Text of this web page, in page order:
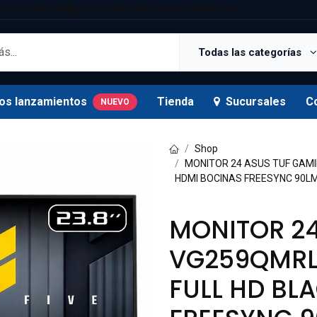
Todas las categorías
lanzamientos NUEVO Tienda Sucursales
Shop
MONITOR 24 ASUS TUF
HDMI BOCINAS FREESYNC
MONITOR
FULL HD